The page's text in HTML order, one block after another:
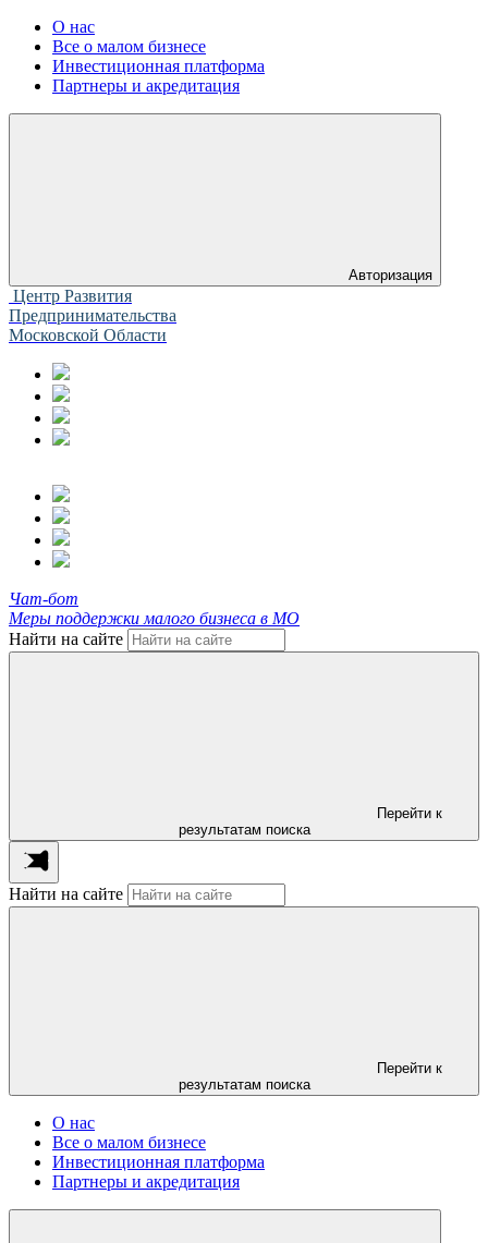
О нас
Все о малом бизнесе
Инвестиционная платформа
Партнеры и акредитация
Авторизация
Центр Развития
Предпринимательства
Московской Области
Чат-бот
Меры поддержки малого бизнеса в МО
Найти на сайте
Перейти к
результатам поиска
Найти на сайте
Перейти к
результатам поиска
О нас
Все о малом бизнесе
Инвестиционная платформа
Партнеры и акредитация